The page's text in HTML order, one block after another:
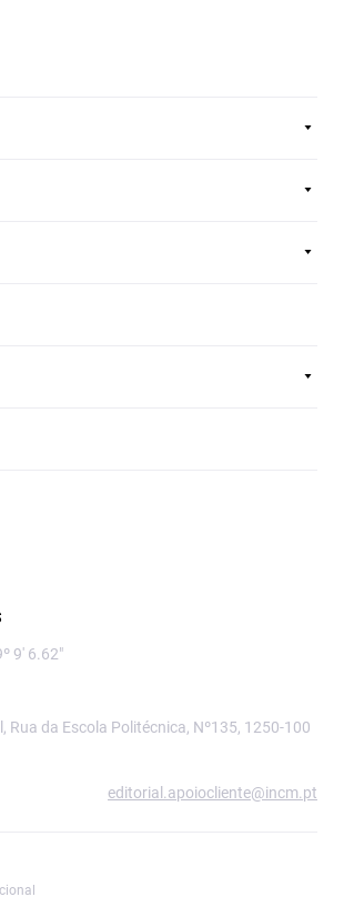
9' 6.62"
Rua da Escola Politécnica, Nº135, 1250-100
editorial.apoiocliente@incm.pt